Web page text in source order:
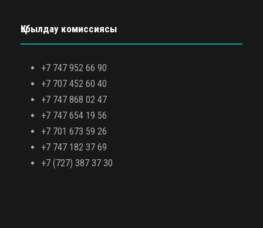
Қабылдау комиссиясы
+7 747 952 66 90
+7 707 452 60 40
+7 747 868 02 47
+7 747 654 19 56
+7 701 673 59 26
+7 747 182 37 69
+7 (727) 387 37 30